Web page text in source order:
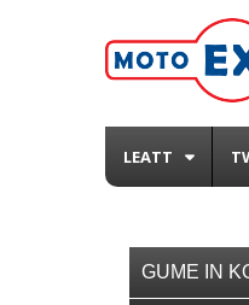
LEATT
GUME IN